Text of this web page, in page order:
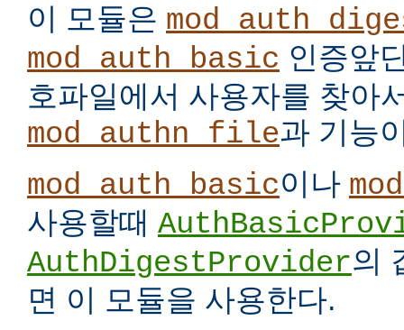
이 모듈은
mod_auth_basic 인증앞
호파일에서 사용자를 찾아
mod_authn_file과 기능
mod_auth_basic이나
사용할때
AuthDigestProvider의
면 이 모듈을 사용한다.